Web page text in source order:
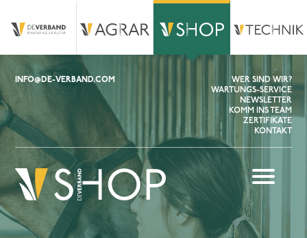
INFO@DE-VERBAND.COM
WER SIND WIR?
WARTUNGS-SERVICE
NEWSLETTER
KOMM INS TEAM
ZERTIFIKATE
KONTAKT